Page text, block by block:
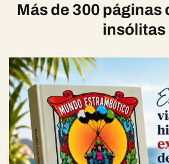
Más de 300 páginas
insólitas